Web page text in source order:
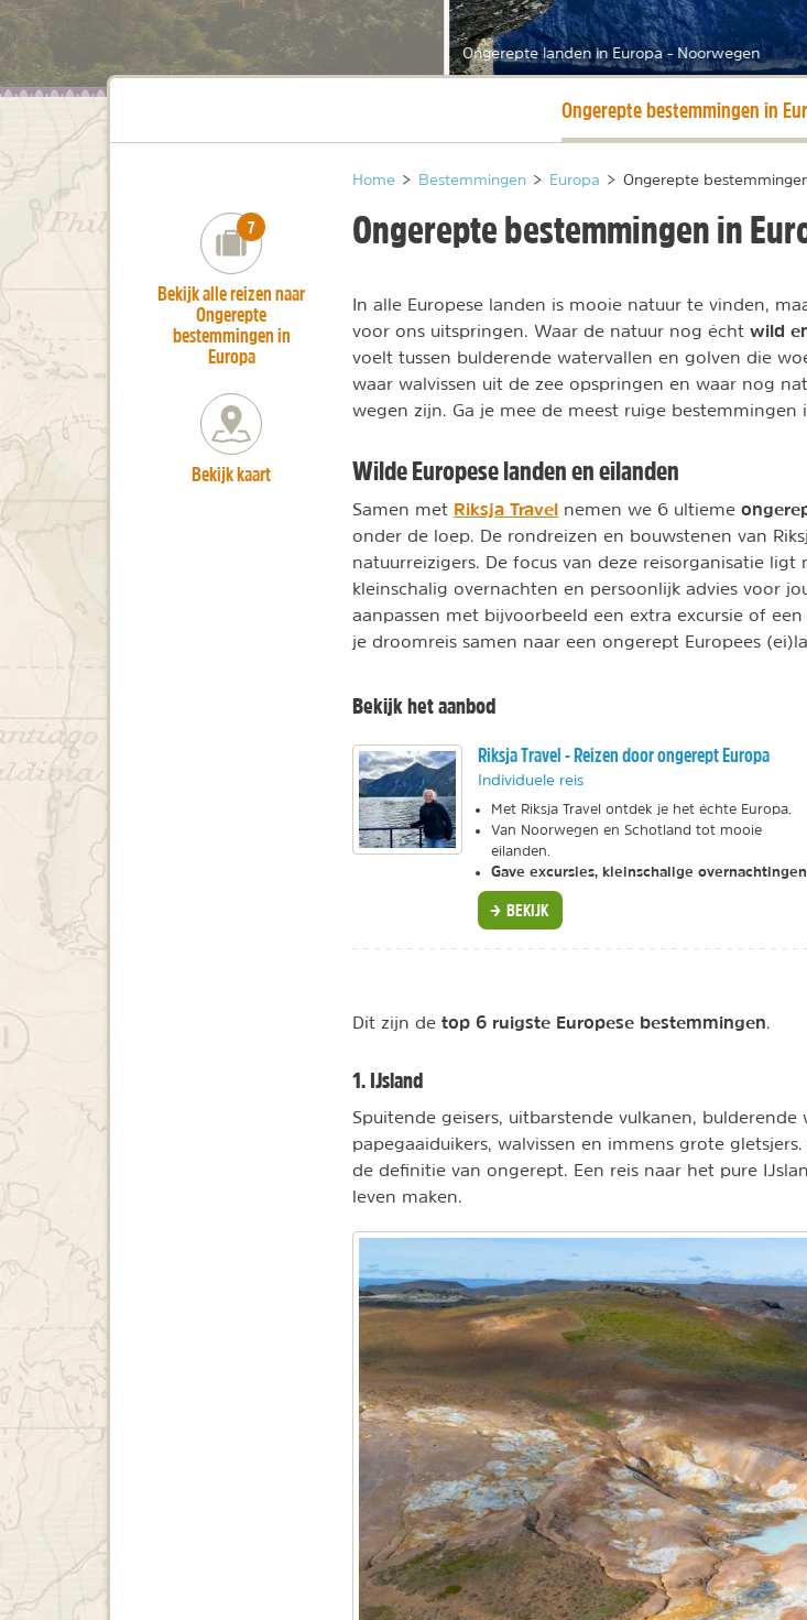
Ongerepte landen in Europa - Noorwegen
Huidige pagina
Ongerepte bestemmingen in
Home > Bestemmingen > Europa > Ongerepte
Ongerepte bestemmingen in
In alle Europese landen is mooie natuur te vinden,
voor ons uitspringen. Waar de natuur nog écht wild
voelt tussen bulderende watervallen en golven die
waar walvissen uit de zee opspringen en waar nog
wegen zijn. Ga je mee de meest ruige bestemmingen
Wilde Europese landen en eilanden
Samen met Riksja Travel nemen we 6 ultieme
onder de loep. De rondreizen en bouwstenen van
natuurreizigers. De focus van deze reisorganisatie ligt
kleinschalig overnachten en persoonlijk advies voor
aanpassen met bijvoorbeeld een extra excursie of
je droomreis samen naar een ongerept Europees
Bekijk het aanbod
Riksja Travel - Reizen door ongerept Europa
Individuele reis
Met Riksja Travel ontdek je het échte Europa.
Van Noorwegen en Schotland tot mooie
eilanden.
Gave excursies, kleinschalige overnachtingen
BEKIJK
Dít zijn de top 6 ruigste Europese bestemmingen
1. IJsland
Spuitende geisers, uitbarstende vulkanen, bulderende
papegaaiduikers, walvissen en immens grote
de definitie van ongerept. Een reis naar het pure
leven maken.
number_of_trips:
7
Bekijk alle reizen naar
Ongerepte
bestemmingen in
Europa
Bekijk kaart